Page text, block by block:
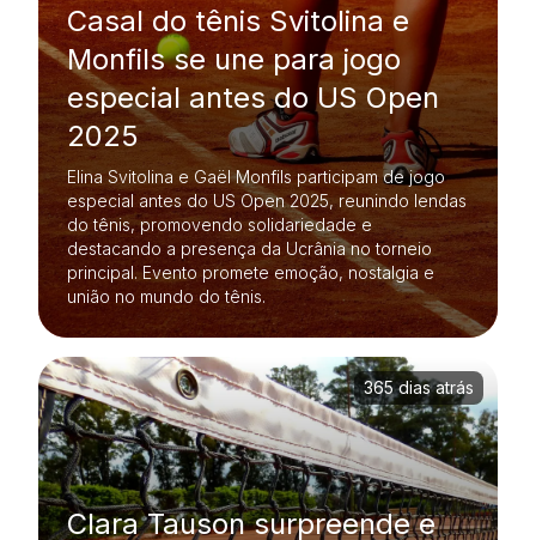
Casal do tênis Svitolina e
Monfils se une para jogo
especial antes do US Open
2025
Elina Svitolina e Gaël Monfils participam de jogo
especial antes do US Open 2025, reunindo lendas
do tênis, promovendo solidariedade e
destacando a presença da Ucrânia no torneio
principal. Evento promete emoção, nostalgia e
união no mundo do tênis.
Clara Tauson surpreende e
365 dias atrás